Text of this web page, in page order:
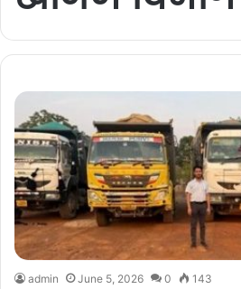
admin June 5, 2026 0 143